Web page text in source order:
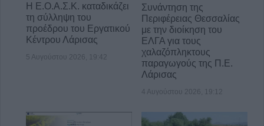
Η Ε.Ο.Α.Σ.Κ. καταδικάζει
τη σύλληψη του
προέδρου του Εργατικού
Κέντρου Λάρισας
5 Αυγούστου 2026, 19:42
Συνάντηση της
Περιφέρειας Θεσσαλίας
με την διοίκηση του
ΕΛΓΑ για τους
χαλαζόπληκτους
παραγωγούς της Π.Ε.
Λάρισας
4 Αυγούστου 2026, 19:12